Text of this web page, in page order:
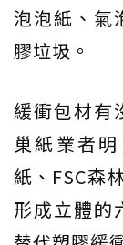
泡泡紙、氣
膠垃圾。
緩衝包材有
巢紙業者
紙、FSC森
形成立體的